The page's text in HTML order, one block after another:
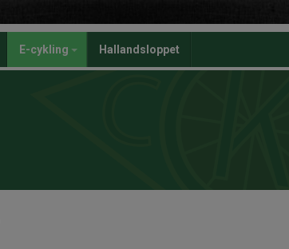
E-cykling Hallandsloppet